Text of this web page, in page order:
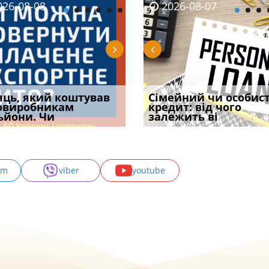
06
встановив для
шкоди
2026-08-06
Документи, на яких не
проставляється
апостиль: пер
08-08
який коштував
Чи
2026-08-07
Огляд практики ВС від
Ростислава Кравця, що
опублі
2026-08-05
потрібна ФОП
у 2026 році:
засто
2026-08-07
Сімейний чи
кредит: від чого
залежить ві
2026-07-30
Восьмий ААС
підтвердив, що
може скас
viber youtube